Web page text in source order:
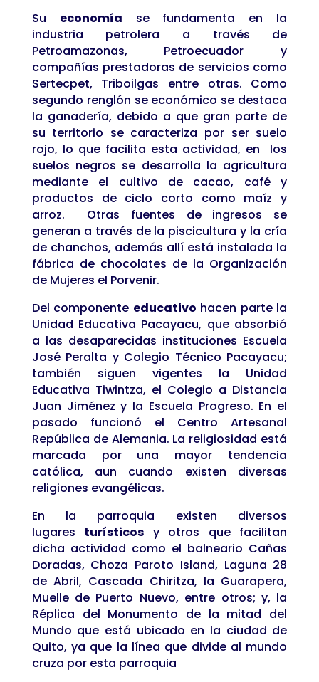
Su
economía
se fundamenta en la
industria petrolera a través de
Petroamazonas, Petroecuador y
compañías prestadoras de servicios como
Sertecpet, Triboilgas entre otras. Como
segundo renglón se económico se destaca
la ganadería, debido a que gran parte de
su territorio se caracteriza por ser suelo
rojo, lo que facilita esta actividad, en los
suelos negros se desarrolla la agricultura
mediante el cultivo de cacao, café y
productos de ciclo corto como maíz y
arroz. Otras fuentes de ingresos se
generan a través de la piscicultura y la cría
de chanchos, además allí está instalada la
fábrica de chocolates de la Organización
de Mujeres el Porvenir.
Del componente educativo hacen parte la
Unidad Educativa Pacayacu, que absorbió
a las desaparecidas instituciones Escuela
José Peralta y Colegio Técnico Pacayacu;
también siguen vigentes la Unidad
Educativa Tiwintza, el Colegio a Distancia
Juan Jiménez y la Escuela Progreso. En el
pasado funcionó el Centro Artesanal
República de Alemania. La religiosidad está
marcada por una mayor tendencia
católica, aun cuando existen diversas
religiones evangélicas.
En la parroquia existen diversos
lugares
turísticos y otros que facilitan
dicha actividad como el balneario Cañas
Doradas, Choza Paroto Island, Laguna 28
de Abril, Cascada Chiritza, la Guarapera,
Muelle de Puerto Nuevo, entre otros; y, la
Réplica del Monumento de la mitad del
Mundo que está ubicado en la ciudad de
Quito, ya que la línea que divide al mundo
cruza por esta parroquia